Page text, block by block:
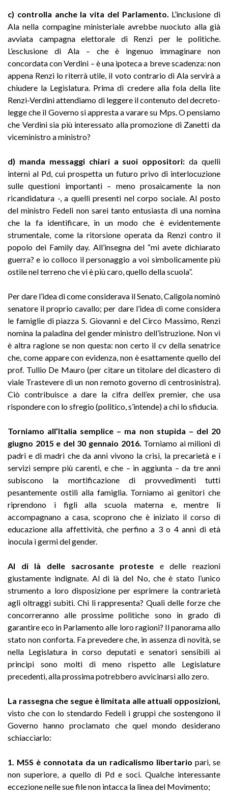
c) controlla anche la vita del Parlamento. L’inclusione di
Ala nella compagine ministeriale avrebbe nuociuto alla già
avviata campagna elettorale di Renzi per le politiche.
L’esclusione di Ala – che è ingenuo immaginare non
concordata con Verdini – è una ipoteca a breve scadenza: non
appena Renzi lo riterrà utile, il voto contrario di Ala servirà a
chiudere la Legislatura. Prima di credere alla fola della lite
Renzi-Verdini attendiamo di leggere il contenuto del decreto-
legge che il Governo si appresta a varare su Mps. O pensiamo
che Verdini sia più interessato alla promozione di Zanetti da
viceministro a ministro?
d) manda messaggi chiari a suoi oppositori: da quelli
interni al Pd, cui prospetta un futuro privo di interlocuzione
sulle questioni importanti – meno prosaicamente la non
ricandidatura -, a quelli presenti nel corpo sociale. Al posto
del ministro Fedeli non sarei tanto entusiasta di una nomina
che la fa identificare, in un modo che è evidentemente
strumentale, come la ritorsione operata da Renzi contro il
popolo dei Family day. All’insegna del “mi avete dichiarato
guerra? e io colloco il personaggio a voi simbolicamente più
ostile nel terreno che vi è più caro, quello della scuola”.
Per dare l’idea di come considerava il Senato, Caligola nominò
senatore il proprio cavallo; per dare l’idea di come considera
le famiglie di piazza S. Giovanni e del Circo Massimo, Renzi
nomina la paladina del gender ministro dell’istruzione. Non vi
è altra ragione se non questa: non certo il cv della senatrice
che, come appare con evidenza, non è esattamente quello del
prof. Tullio De Mauro (per citare un titolare del dicastero di
viale Trastevere di un non remoto governo di centrosinistra).
Ciò contribuisce a dare la cifra dell’ex premier, che usa
rispondere con lo sfregio (politico, s’intende) a chi lo sfiducia.
Torniamo all’Italia semplice – ma non stupida – del 20
giugno 2015 e del 30 gennaio 2016. Torniamo ai milioni di
padri e di madri che da anni vivono la crisi, la precarietà e i
servizi sempre più carenti, e che – in aggiunta – da tre anni
subiscono la mortificazione di provvedimenti tutti
pesantemente ostili alla famiglia. Torniamo ai genitori che
riprendono i figli alla scuola materna e, mentre li
accompagnano a casa, scoprono che è iniziato il corso di
educazione alla affettività, che perfino a 3 o 4 anni di età
inocula i germi del gender.
Al di là delle sacrosante proteste e delle reazioni
giustamente indignate. Al di là del No, che è stato l’unico
strumento a loro disposizione per esprimere la contrarietà
agli oltraggi subiti. Chi li rappresenta? Quali delle forze che
concorreranno alle prossime politiche sono in grado di
garantire eco in Parlamento alle loro ragioni? Il panorama allo
stato non conforta. Fa prevedere che, in assenza di novità, se
nella Legislatura in corso deputati e senatori sensibili ai
principi sono molti di meno rispetto alle Legislature
precedenti, alla prossima potrebbero avvicinarsi allo zero.
La rassegna che segue è limitata alle attuali opposizioni,
visto che con lo stendardo Fedeli i gruppi che sostengono il
Governo hanno proclamato che quel mondo desiderano
schiacciarlo:
1. M5S è connotata da un radicalismo libertario pari, se
non superiore, a quello di Pd e soci. Qualche interessante
eccezione nelle sue file non intacca la linea del Movimento;